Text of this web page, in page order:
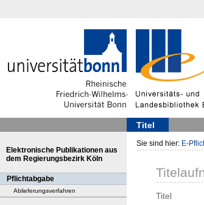
Titel
Elektronische Publikationen aus
dem Regierungsbezirk Köln
Pflichtabgabe
Ablieferungsverfahren
Sie sind hier: E-
Titel